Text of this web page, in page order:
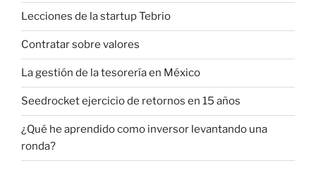
Lecciones de la startup Tebrio
Contratar sobre valores
La gestión de la tesorería en México
Seedrocket ejercicio de retornos en 15 años
¿Qué he aprendido como inversor levantando una
ronda?